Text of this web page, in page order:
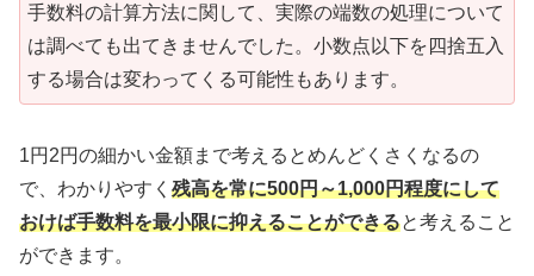
手数料の計算方法に関して、実際の端数の処理について
は調べても出てきませんでした。小数点以下を四捨五入
する場合は変わってくる可能性もあります。
1円2円の細かい金額まで考えるとめんどくさくなるの
で、わかりやすく 残高を常に500円～1,000円程度にして
おけば手数料を最小限に抑えることができると考えること
ができます。